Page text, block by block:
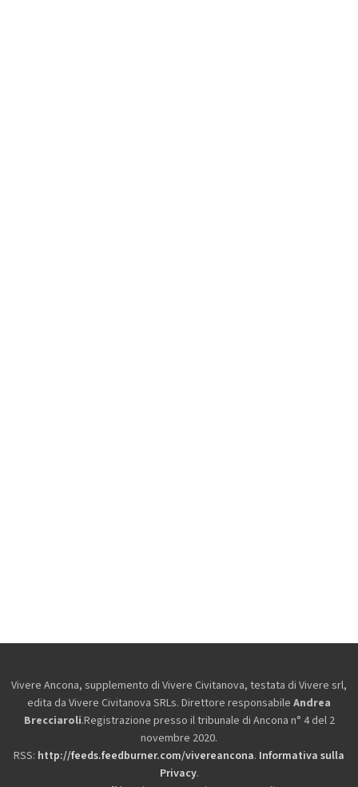
Vivere Ancona, supplemento di Vivere Civitanova, testata di Vivere srl,
edita da Vivere Civitanova SRLs. Direttore responsabile Andrea
Brecciaroli.Registrazione presso il tribunale di Ancona n° 4 del 2
novembre 2020.
RSS: http://feeds.feedburner.com/vivereancona. Informativa sulla
Privacy.